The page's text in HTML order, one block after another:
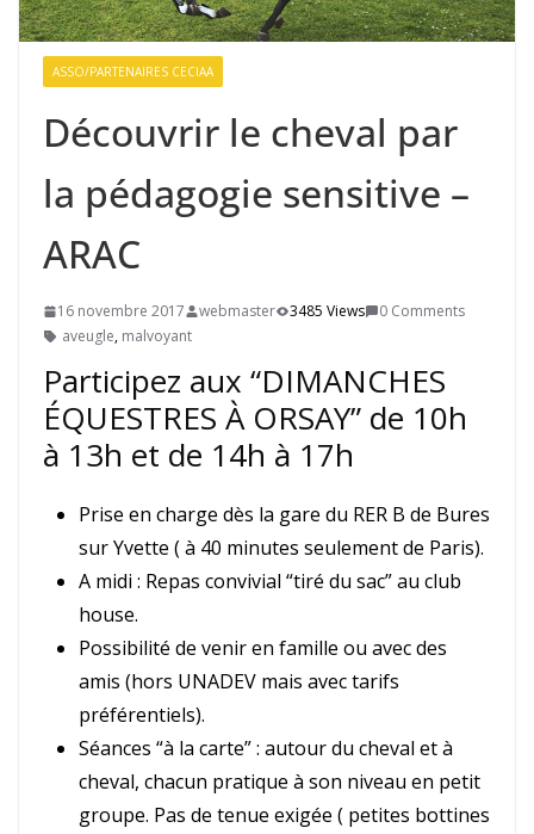
ASSO/PARTENAIRES CECIAA
Découvrir le cheval par
la pédagogie sensitive –
ARAC
16 novembre 2017 webmaster 3485 Views
0 Comments
aveugle, malvoyant
Participez aux “DIMANCHES
ÉQUESTRES À ORSAY” de 10h
à 13h et de 14h à 17h
Prise en charge dès la gare du RER B de Bures
sur Yvette ( à 40 minutes seulement de Paris).
A midi : Repas convivial “tiré du sac” au club
house.
Possibilité de venir en famille ou avec des
amis (hors UNADEV mais avec tarifs
préférentiels).
Séances “à la carte” : autour du cheval et à
cheval, chacun pratique à son niveau en petit
groupe. Pas de tenue exigée ( petites bottines